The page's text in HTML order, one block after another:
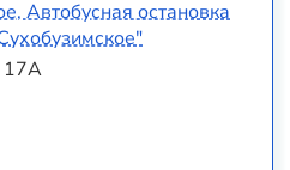
Автобусная остановка
17А